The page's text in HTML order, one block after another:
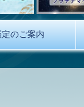
定のご案内